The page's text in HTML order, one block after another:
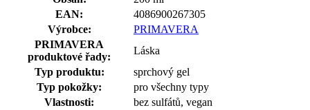
EAN:
4086900267305
Výrobce:
PRIMAVERA
PRIMAVERA
produktové řady:
Láska
Typ produktu:
sprchový gel
Typ pokožky:
pro všechny typy
Vlastnosti:
bez sulfátů, vegan